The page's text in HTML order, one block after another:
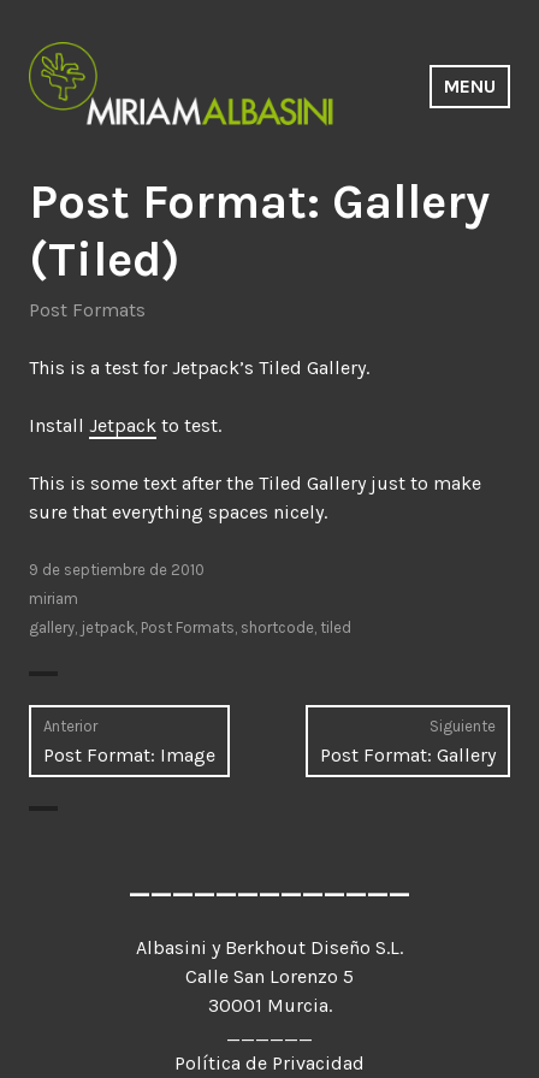
contenido
Estudio Miriam Albasini
MENU
Post Format: Gallery
(Tiled)
Post Formats
This is a test for Jetpack’s Tiled Gallery.
Install Jetpack to test.
This is some text after the Tiled Gallery just to make
sure that everything spaces nicely.
9 de septiembre de 2010
miriam
gallery jetpack Post Formats shortcode tiled
Navegación
de
Anterior
Entrada
anterior:
Post Format: Image
Siguiente
Post Format: Gallery
_____________
Albasini y Berkhout Diseño S.L.
Calle San Lorenzo 5
30001 Murcia.
______
Política de Privacidad